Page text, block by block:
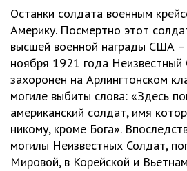
Останки солдата военным
Америку. Посмертно этот
высшей военной награды США
ноября 1921 года
захоронен на Арлингтонском
могиле выбиты слова: «Здесь
американский солдат, имя
никому, кроме Бога».
могилы Неизвестных Солдат,
Мировой, в Корейской и